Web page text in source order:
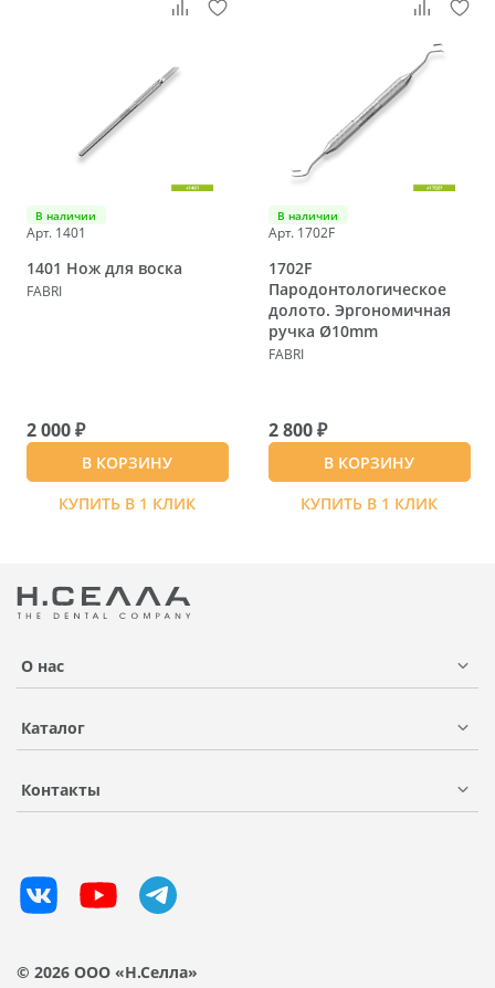
В наличии
Арт. 1401
1401 Нож для воска
FABRI
2 000 ₽
В КОРЗИНУ
КУПИТЬ В 1 КЛИК
В наличии
Арт. 1702F
1702F
Пародонтологическое
долото. Эргономичная
ручка Ø10mm
FABRI
2 800 ₽
В КОРЗИНУ
КУПИТЬ В 1 КЛИК
О нас
Каталог
Контакты
© 2026 ООО «Н.Селла»